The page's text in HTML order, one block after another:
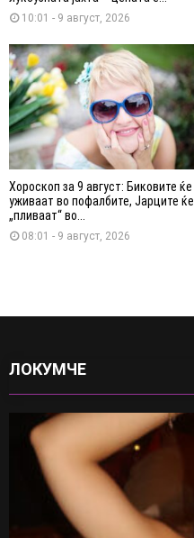
10:01 - 9 август, 2026
Хороскоп за 9 август: Биковите ќе
уживаат во пофалбите, Јарците ќе
„пливаат“ во...
08:01 - 9 август, 2026
ЛОКУМЧЕ